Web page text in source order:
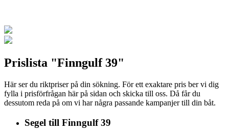
Prislista "Finngulf 39"
Här ser du riktpriser på din sökning. För ett exaktare pris ber vi dig
fylla i prisförfrågan här på sidan och skicka till oss. Då får du
dessutom reda på om vi har några passande kampanjer till din båt.
Segel till Finngulf 39